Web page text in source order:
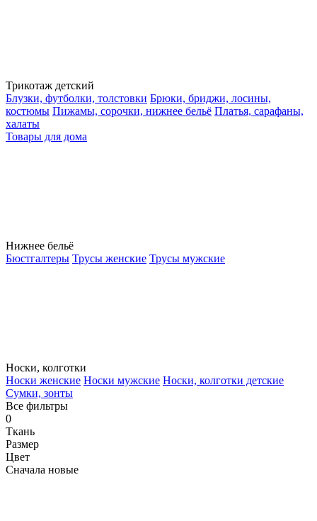
Трикотаж детский
Блузки, футболки, толстовки Брюки, бриджи, лосины,
костюмы Пижамы, сорочки, нижнее бельё Платья, сарафаны,
халаты
Товары для дома
Нижнее бельё
Бюстгалтеры Трусы женские Трусы мужские
Носки, колготки
Носки женские Носки мужские Носки, колготки детские
Сумки, зонты
Все фильтры
0
Ткань
Размер
Цвет
Сначала новые